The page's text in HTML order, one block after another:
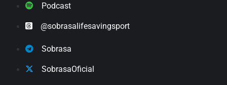
Podcast
@sobrasalifesavingsport
Sobrasa
SobrasaOficial